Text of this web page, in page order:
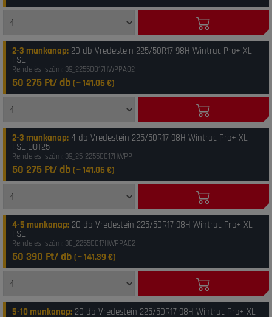
2-3 munkanap: 20 db Vredestein 225/50R17 98H Wintrac Pro+ XL
FSL
Rendelési szám: 39_22550017HWPPA02
50 275 Ft/ db (~141.06 €)
2-3 munkanap: 4 db Vredestein 225/50R17 98H Wintrac Pro+ XL
FSL DOT25
Rendelési szám: 39_25-22550017HWPP
50 275 Ft/ db (~141.06 €)
4-5 munkanap: 20 db Vredestein 225/50R17 98H Wintrac Pro+ XL
FSL
Rendelési szám: 38_22550017HWPPA02
50 390 Ft/ db (~141.39 €)
5-10 munkanap: 20 db Vredestein 225/50R17 98H Wintrac Pro+ XL